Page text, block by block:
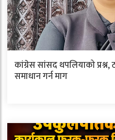
कांग्रेस सांसद थपलियाको
समाधान गर्न माग